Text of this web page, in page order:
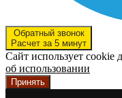
Обратный звонок
Расчет за 5 минут
Сайт использует cookie
об использовании
Принять